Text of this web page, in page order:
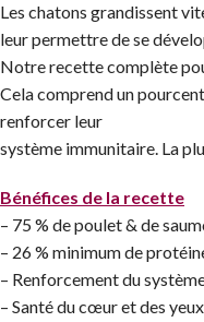
Les chatons grandissent
leur permettre de se
Notre recette complète
Cela comprend un
renforcer leur
système immunitaire. La
Bénéfices de la recette
– 75 % de poulet & de
– 26 % minimum de
– Renforcement du
– Santé du cœur et des